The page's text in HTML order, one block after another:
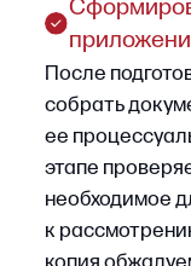
Судебная практика
показывает, что
обжалование
типичными
неверное
и пропуск
отсутствие
к жалобе,